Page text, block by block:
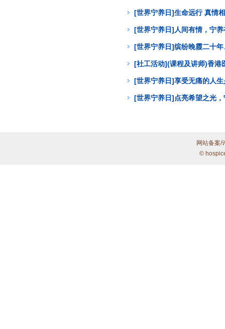
[世界宁养日]生命远行 真情
[世界宁养日]人间有情，宁
[世界宁养日]缤纷晚霞二十
[社工活动](课程及讲师)香
[世界宁养日]享受无痛的人
[世界宁养日]点亮希望之光
网站备案/
©